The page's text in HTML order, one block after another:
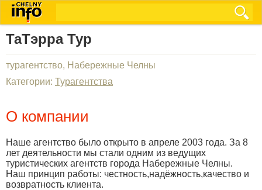
ТаТэрра Тур
турагентство, Набережные Челны
Категории: Турагентства
О компании
Наше агентство было открыто в апреле 2003 года. За 8
лет деятельности мы стали одним из ведущих
туристических агентств города Набережные Челны.
Наш принцип работы: честность,надёжность,качество и
возвратность клиента.